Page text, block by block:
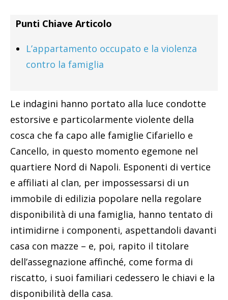
Punti Chiave Articolo
L’appartamento occupato e la violenza
contro la famiglia
Le indagini hanno portato alla luce condotte
estorsive e particolarmente violente della
cosca che fa capo alle famiglie Cifariello e
Cancello, in questo momento egemone nel
quartiere Nord di Napoli. Esponenti di vertice
e affiliati al clan, per impossessarsi di un
immobile di edilizia popolare nella regolare
disponibilità di una famiglia, hanno tentato di
intimidirne i componenti, aspettandoli davanti
casa con mazze – e, poi, rapito il titolare
dell’assegnazione affinché, come forma di
riscatto, i suoi familiari cedessero le chiavi e la
disponibilità della casa.